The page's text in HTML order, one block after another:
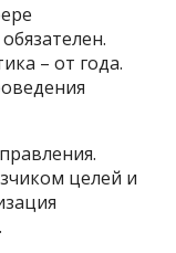
– от года.
целей и